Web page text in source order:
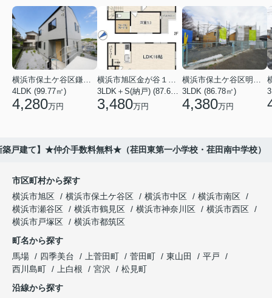
横浜市保土ケ谷区鎌谷町
4LDK (99.77㎡)
4,280万円
横浜市旭区金が谷１丁目
3LDK＋S(納戸) (87.61㎡)
3,480万円
横浜市保土ケ谷区明神台
3LDK (86.78㎡)
4,380万円
戸建て】★仲介手数料無料★（荏田東第一小学校・荏田南中学校）
市区町村から探す
横浜市旭区
横浜市保土ケ谷区 横浜市中区
横浜市南区
横浜市瀬谷区
横浜市鶴見区 横浜市神奈川区
横浜市西区
横浜市戸塚区
横浜市都筑区
町名から探す
馬場
四季美台 上菅田町 菅田町 東山田
平戸
西川島町
上白根 宮沢
松見町
沿線から探す